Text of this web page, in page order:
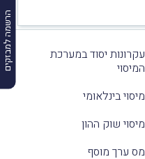
הרשמה למבזקים
עקרונות יסוד במערכת
המיסוי
מיסוי בינלאומי
מיסוי שוק ההון
מס ערך מוסף